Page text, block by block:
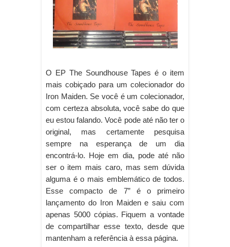
O EP The Soundhouse Tapes é o item
mais cobiçado para um colecionador do
Iron Maiden. Se você é um colecionador,
com certeza absoluta, você sabe do que
eu estou falando. Você pode até não ter o
original, mas certamente pesquisa
sempre na esperança de um dia
encontrá-lo. Hoje em dia, pode até não
ser o item mais caro, mas sem dúvida
alguma é o mais emblemático de todos.
Esse compacto de 7” é o primeiro
lançamento do Iron Maiden e saiu com
apenas 5000 cópias. Fiquem a vontade
de compartilhar esse texto, desde que
mantenham a referência à essa página.